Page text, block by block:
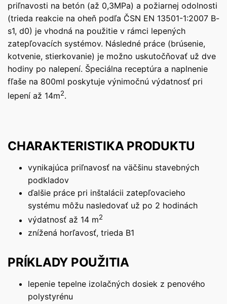
priľnavosti na betón (až 0,3MPa) a požiarnej odolnosti
(trieda reakcie na oheň podľa ČSN EN 13501-1:2007 B-
s1, d0) je vhodná na použitie v rámci lepených
zatepľovacích systémov. Následné práce (brúsenie,
kotvenie, stierkovanie) je možno uskutočňovať už dve
hodiny po nalepení. Špeciálna receptúra a naplnenie
fľaše na 800ml poskytuje výnimočnú výdatnosť pri
lepení až 14m2.
CHARAKTERISTIKA PRODUKTU
vynikajúca priľnavosť na väčšinu stavebných
podkladov
ďalšie práce pri inštalácii zatepľovacieho
systému môžu nasledovať už po 2 hodinách
výdatnosť až 14 m2
znížená horľavosť, trieda B1
PRÍKLADY POUŽITIA
lepenie tepelne izolačných dosiek z penového
polystyrénu